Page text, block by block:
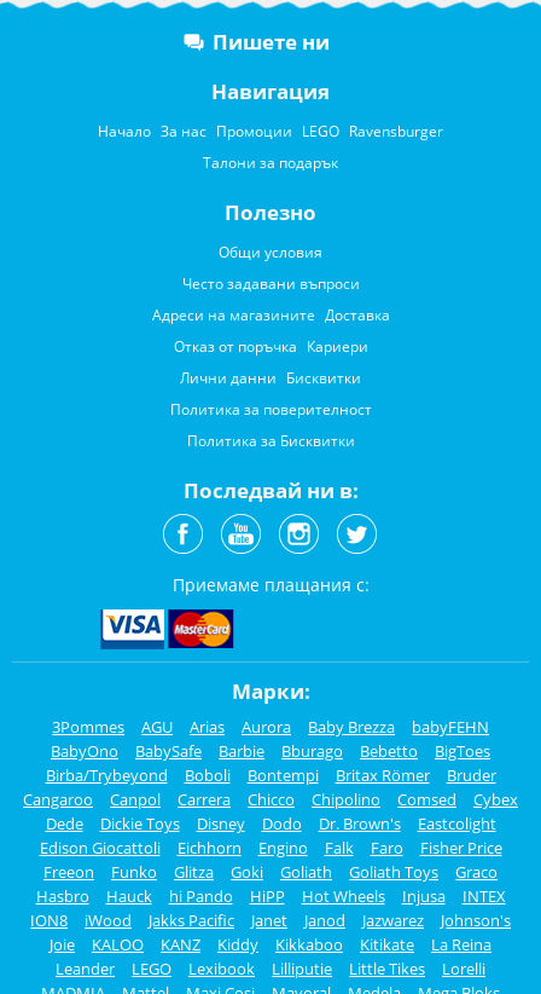
Пишете ни
Навигация
Начало За нас Промоции LEGO Ravensburger
Талони за подарък
Полезно
Общи условия
Често задавани въпроси
Адреси на магазините Доставка
Отказ от поръчка Кариери
Лични данни Бисквитки
Политика за поверителност
Политика за Бисквитки
Последвай ни в:
Приемаме плащания с:
Марки:
3Pommes AGU Arias Aurora Baby Brezza
babyFEHN
BabyOno
BabySafe Barbie Bburago Bebetto
BigToes
Birba/Trybeyond
Boboli Bontempi Britax Römer
Bruder
Cangaroo
Canpol Carrera Chicco Chipolino Comsed
Cybex
Dede
Dickie Toys Disney Dodo Dr. Brown's
Eastcolight
Edison Giocattoli
Eichhorn Engino Falk Faro
Fisher Price
Freeon
Funko Glitza Goki Goliath Goliath Toys
Graco
Hasbro
Hauck hi Pando HiPP Hot Wheels Injusa
INTEX
ION8
iWood Jakks Pacific Janet Janod Jazwarez
Johnson's
Joie
KALOO KANZ Kiddy Kikkaboo Kitikate
La Reina
Leander
LEGO Lexibook Lilliputie Little Tikes
Lorelli